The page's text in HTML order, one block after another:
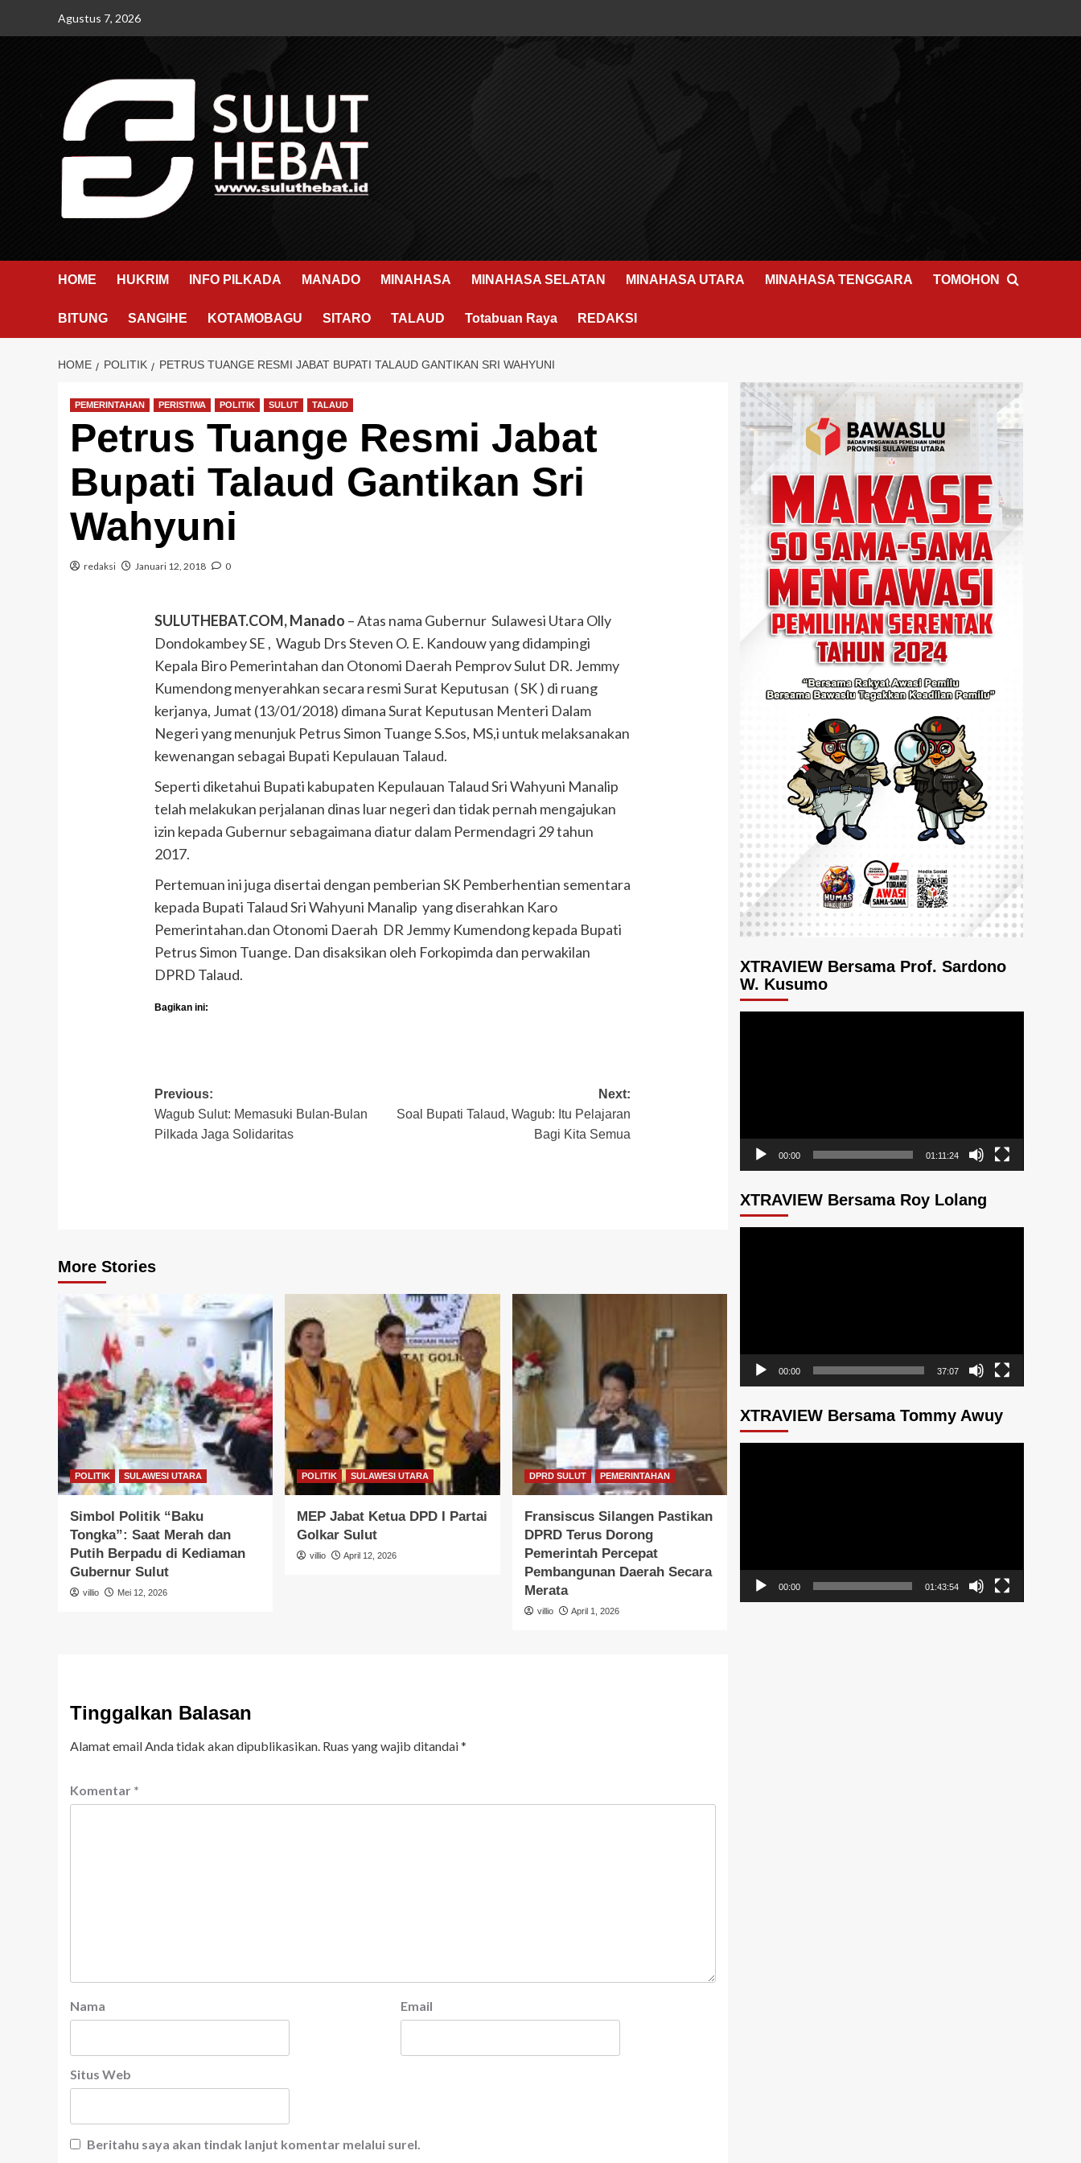
Agustus 7, 2026
HOME HUKRIM INFO PILKADA MANADO MINAHASA MINAHASA SELATAN MINAHASA UTARA MINAHASA TENGGARA TOMOHON
BITUNG SANGIHE KOTAMOBAGU SITARO TALAUD Totabuan Raya REDAKSI
HOME POLITIK PETRUS TUANGE RESMI JABAT BUPATI TALAUD GANTIKAN SRI WAHYUNI
PEMERINTAHAN PERISTIWA POLITIK SULUT TALAUD
Petrus Tuange Resmi Jabat
Bupati Talaud Gantikan Sri
Wahyuni
redaksi Januari 12, 2018 0
SULUTHEBAT.COM, Manado – Atas nama Gubernur Sulawesi Utara Olly
Dondokambey SE , Wagub Drs Steven O. E. Kandouw yang didampingi
Kepala Biro Pemerintahan dan Otonomi Daerah Pemprov Sulut DR. Jemmy
Kumendong menyerahkan secara resmi Surat Keputusan ( SK ) di ruang
kerjanya, Jumat (13/01/2018) dimana Surat Keputusan Menteri Dalam
Negeri yang menunjuk Petrus Simon Tuange S.Sos, MS,i untuk melaksanakan
kewenangan sebagai Bupati Kepulauan Talaud.
Seperti diketahui Bupati kabupaten Kepulauan Talaud Sri Wahyuni Manalip
telah melakukan perjalanan dinas luar negeri dan tidak pernah mengajukan
izin kepada Gubernur sebagaimana diatur dalam Permendagri 29 tahun
2017.
Pertemuan ini juga disertai dengan pemberian SK Pemberhentian sementara
kepada Bupati Talaud Sri Wahyuni Manalip yang diserahkan Karo
Pemerintahan.dan Otonomi Daerah DR Jemmy Kumendong kepada Bupati
Petrus Simon Tuange. Dan disaksikan oleh Forkopimda dan perwakilan
DPRD Talaud.
Bagikan ini:
Post
navigation
Previous:
Wagub Sulut: Memasuki Bulan-Bulan
Pilkada Jaga Solidaritas
Next:
Soal Bupati Talaud, Wagub: Itu Pelajaran
Bagi Kita Semua
More Stories
POLITIK SULAWESI UTARA
Simbol Politik “Baku
Tongka”: Saat Merah dan
Putih Berpadu di Kediaman
Gubernur Sulut
villio Mei 12, 2026
POLITIK SULAWESI UTARA
MEP Jabat Ketua DPD I Partai
Golkar Sulut
villio April 12, 2026
DPRD SULUT PEMERINTAHAN
Fransiscus Silangen Pastikan
DPRD Terus Dorong
Pemerintah Percepat
Pembangunan Daerah Secara
Merata
villio April 1, 2026
Tinggalkan Balasan
Alamat email Anda tidak akan dipublikasikan. Ruas yang wajib ditandai*
Komentar *
Nama Email
Situs Web
Beritahu saya akan tindak lanjut komentar melalui surel.
XTRAVIEW Bersama Prof. Sardono
W. Kusumo
00:00 01:11:24
XTRAVIEW Bersama Roy Lolang
00:00 37:07
XTRAVIEW Bersama Tommy Awuy
00:00 01:43:54